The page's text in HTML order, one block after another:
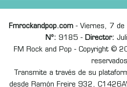
Fmrockandpop.com- Viernes, 7 de
Nº: 9185 - Director:
FM Rock and Pop - Copyright ©
reservados
Transmite a través de su
desde Ramón Freire 932,